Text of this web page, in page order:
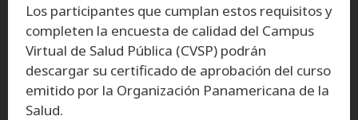
Los participantes que cumplan estos requisitos y
completen la encuesta de calidad del Campus
Virtual de Salud Pública (CVSP) podrán
descargar su certificado de aprobación del curso
emitido por la Organización Panamericana de la
Salud.